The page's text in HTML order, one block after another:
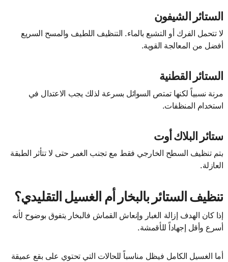
الستائر الشيفون
لا تتحمل الفرك أو التشبع بالماء. التنظيف اللطيف والمسح السريع
أفضل من المعالجة القوية.
الستائر القطنية
مرنة نسبياً لكنها تمتص السوائل بسرعة لذلك يجب الاعتدال في
استخدام المنظفات.
ستائر البلاك أوت
يتم تنظيف السطح الخارجي فقط مع تجنب الغمر حتى لا تتأثر الطبقة
العازلة.
تنظيف الستائر بالبخار أم الغسيل التقليدي؟
إذا كان الهدف إزالة الغبار وإنعاش القماش فالبخار يتفوق بوضوح لأنه
أسرع وأقل إجهاداً للأقمشة.
أما الغسيل الكامل فيظل مناسباً للحالات التي تحتوي على بقع عميقة